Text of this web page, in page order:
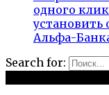
одного
Альфа-
Search for: